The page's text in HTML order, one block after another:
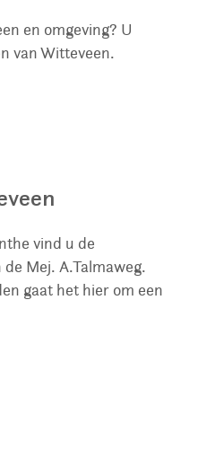
en omgeving? U
van Witteveen.
vind u de
Mej. A.Talmaweg.
gaat het hier om een